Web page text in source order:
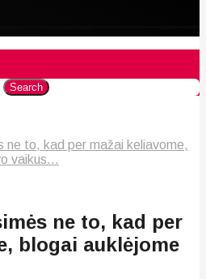
Search
ne to, kad per mažai keliavome,
vaikus...
ne to, kad per
blogai auklėjome